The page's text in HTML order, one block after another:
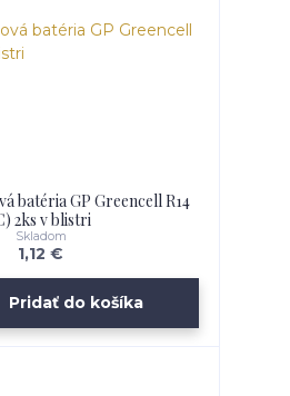
batéria GP Greencell R14
2ks v blistri
1,12 €
Skladom
Pridať do košíka